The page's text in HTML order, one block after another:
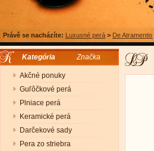
Právě se nacházíte: Luxusné perá > De Atramentis
Kategória Značka
Akčné ponuky
Guľôčkové perá
Plniace perá
Keramické perá
Darčekové sady
Pera zo striebra